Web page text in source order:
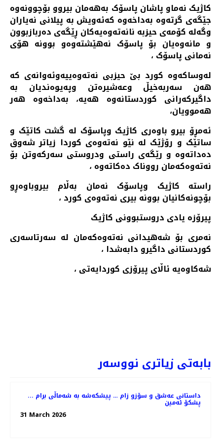
کاژیک نەماو پاشان پاسۆک بەهەمان بیروو بۆچوونەوە
جێگەی گرتەوە بەداخەوە کەئەویش بە پیلانی نەیاران
وگەلە کۆمەی حیزبە نانەتەوەیەکان ڕێگەی دەربازبوون
و مانەوەیان بۆ پاسۆک نەهێشتەوەو بوونە هۆی
نەمانی پاسۆک ،
لەوساکەوە کورد بێ حیزبی نەتەوەییەوئەوانەی کە
هەن سەربەخیڵ وعەشیرەتن وپەیوەندیان بە
داگیرکەرانی کوردستانەوە هەیە، بەداخەوە هەر
هەموویان،
ئەمڕۆ بیرو باوەری کاژیک وپاسۆک لە گشت کاتێک و
ساتێک و رۆژێک لە نێو نەتەوەی کوردا زیاتر شەوق
دەداتەوە و رێگەی راستی ودروستی سەرکەوتن بۆ
نەتەوەکەمان رووناک دەکاتەوە ،
راستە کاژیک وپاسۆک نەمان بەڵام بیروباوەڕو
بۆچونەکانیان بوونە بیری نەتەوەی کورد ،
پیرۆزە یادی دروستبوونی کاژیک
نەمری بۆ شەهیدانی نەتەوەکەمان لە سەرتاسەری
کوردستانی داگیرو دابەشدا ،
شەکاوەیە ئاڵای پیرۆزی کوردایەتی ،
بابەتی زیاتری نووسەر
داستانی عەشق و سۆزو زام … پیشکەشە بە شەماڵی برام ...
پشکۆ ئەمین
31 March 2026